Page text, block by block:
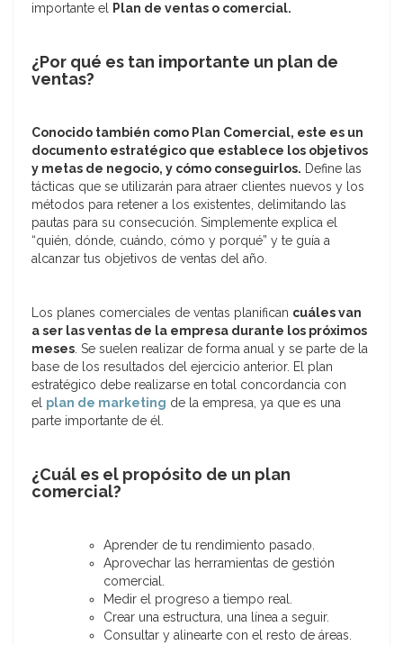
importante el Plan de ventas o comercial.
¿Por qué es tan importante un plan de
ventas?
Conocido también como Plan Comercial, este es un
documento estratégico que establece los objetivos
y metas de negocio, y cómo conseguirlos. Define las
tácticas que se utilizarán para atraer clientes nuevos y los
métodos para retener a los existentes, delimitando las
pautas para su consecución. Simplemente explica el
“quién, dónde, cuándo, cómo y porqué” y te guía a
alcanzar tus objetivos de ventas del año.
Los planes comerciales de ventas planifican cuáles van
a ser las ventas de la empresa durante los próximos
meses. Se suelen realizar de forma anual y se parte de la
base de los resultados del ejercicio anterior. El plan
estratégico debe realizarse en total concordancia con
el plan de marketing de la empresa, ya que es una
parte importante de él.
¿Cuál es el propósito de un plan
comercial?
Aprender de tu rendimiento pasado.
Aprovechar las herramientas de gestión
comercial.
Medir el progreso a tiempo real.
Crear una estructura, una línea a seguir.
Consultar y alinearte con el resto de áreas.